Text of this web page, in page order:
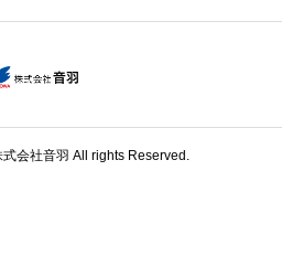
会社音羽 All rights Reserved.